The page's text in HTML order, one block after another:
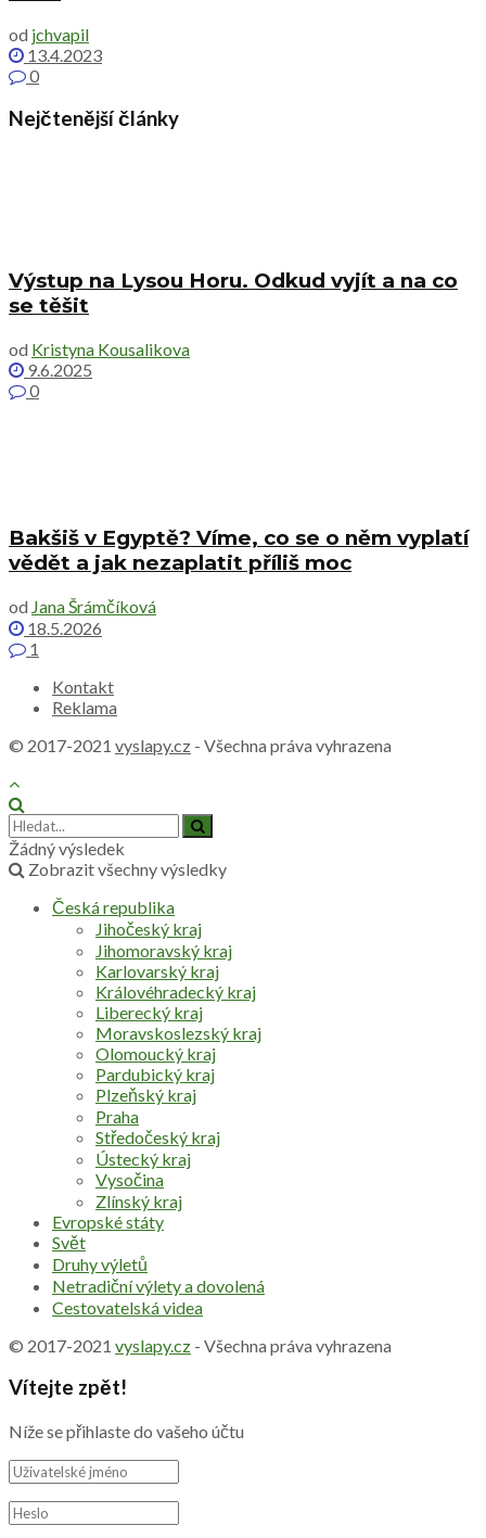
od jchvapil
13.4.2023
0
Nejčtenější články
Výstup na Lysou Horu. Odkud vyjít a na co
se těšit
od Kristyna Kousalikova
9.6.2025
0
Bakšiš v Egyptě? Víme, co se o něm vyplatí
vědět a jak nezaplatit příliš moc
od Jana Šrámčíková
18.5.2026
1
Kontakt
Reklama
© 2017-2021 vyslapy.cz - Všechna práva vyhrazena
Žádný výsledek
Zobrazit všechny výsledky
Česká republika
Jihočeský kraj
Jihomoravský kraj
Karlovarský kraj
Královéhradecký kraj
Liberecký kraj
Moravskoslezský kraj
Olomoucký kraj
Pardubický kraj
Plzeňský kraj
Praha
Středočeský kraj
Ústecký kraj
Vysočina
Zlínský kraj
Evropské státy
Svět
Druhy výletů
Netradiční výlety a dovolená
Cestovatelská videa
© 2017-2021 vyslapy.cz - Všechna práva vyhrazena
Vítejte zpět!
Níže se přihlaste do vašeho účtu